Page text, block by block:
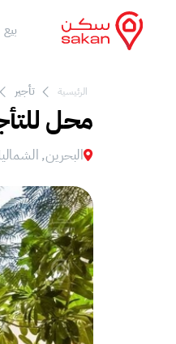
بيع
الرئيسية تأجير
محل
البحرين,